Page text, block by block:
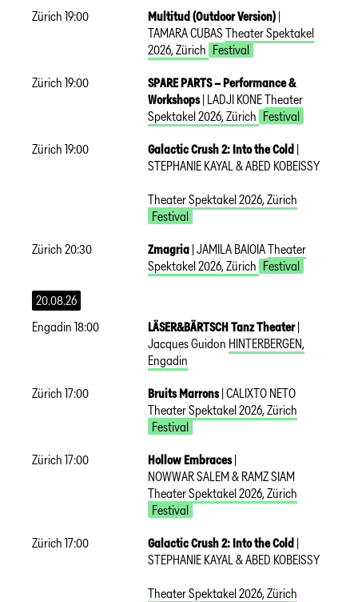
Zürich 19:00 Multitud (Outdoor Version) |
TAMARA CUBAS Theater Spektakel
2026,Zürich Festival
Zürich 19:00
SPARE PARTS – Performance &
Workshops | LADJI KONETheater
Spektakel 2026,Zürich Festival
Zürich 19:00 Galactic Crush 2: Into the Cold |
STEPHANIE KAYAL & ABED KOBEISSY
Theater Spektakel 2026,Zürich
Festival
Zürich 20:30 Zmagria |JAMILA BAIOIATheater
Spektakel 2026,Zürich Festival
20.08.26
Engadin 18:00 LÄSER&BÄRTSCH Tanz Theater |
Jacques Guidon HINTERBERGEN,
Engadin
Zürich 17:00 Bruits Marrons |CALIXTO NETO
Theater Spektakel 2026,Zürich
Festival
Zürich 17:00 Hollow Embraces |
NOWWAR SALEM & RAMZ SIAM
Theater Spektakel 2026,Zürich
Festival
Zürich 17:00 Galactic Crush 2: Into the Cold |
STEPHANIE KAYAL & ABED KOBEISSY
Theater Spektakel 2026,Zürich